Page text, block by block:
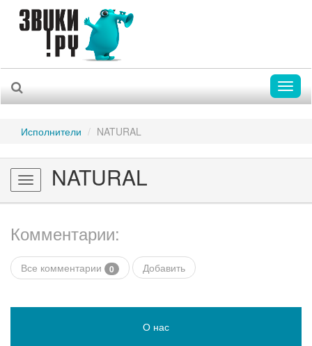
Исполнители NATURAL
Toggle
navigation
NATURAL
Комментарии:
Все комментарии 0 Добавить
О нас